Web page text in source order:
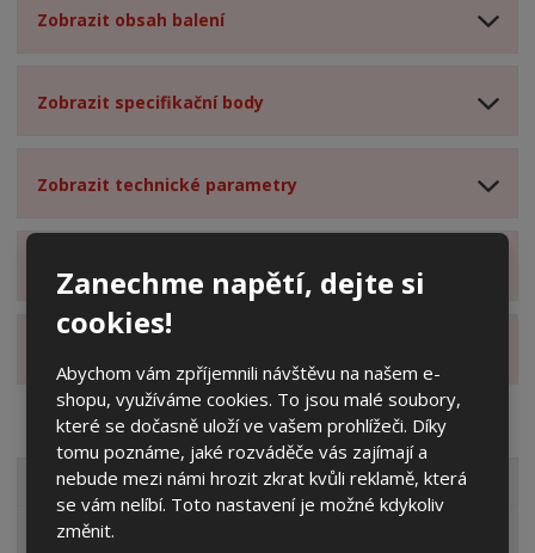
Zanechme napětí, dejte si
cookies!
Abychom vám zpříjemnili návštěvu na našem e-
shopu, využíváme cookies. To jsou malé soubory,
které se dočasně uloží ve vašem prohlížeči. Díky
tomu poznáme, jaké rozváděče vás zajímají a
nebude mezi námi hrozit zkrat kvůli reklamě, která
se vám nelíbí. Toto nastavení je možné kdykoliv
změnit.
Zobrazit obsah balení
Zobrazit specifikační body
Zobrazit technické parametry
Zobrazit hodnocení produktu
VŠECHNY KATEGORIE
Elektroměrové rozvaděče